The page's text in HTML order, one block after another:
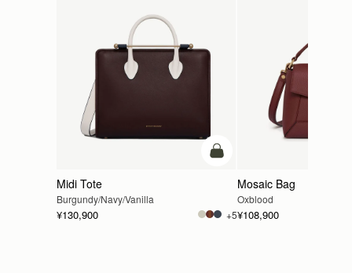
カートに追加
Midi Tote
Burgundy/Navy/Vanilla
¥130,900 +5
Mosaic Bag
Oxblood
¥108,900